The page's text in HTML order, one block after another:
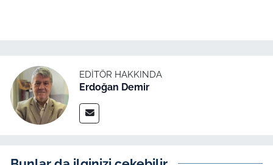
EDITÖR HAKKINDA
Erdoğan Demir
Gündem-Eğitim